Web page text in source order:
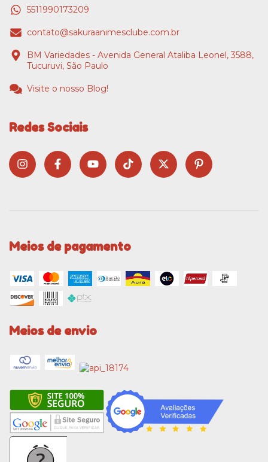
5511990173209
contato@sakuraanimesclube.com.br
BM Variedades - Avenida General Ataliba Leonel, 3588,
Tucuruvi, São Paulo
Visite o nosso Blog!
Redes Sociais
Meios de pagamento
Meios de envio